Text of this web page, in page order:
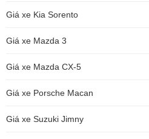
Giá xe Kia Sorento
Giá xe Mazda 3
Giá xe Mazda CX-5
Giá xe Porsche Macan
Giá xe Suzuki Jimny